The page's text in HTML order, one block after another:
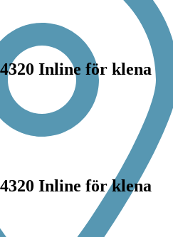
Inline för klena
Inline för klena